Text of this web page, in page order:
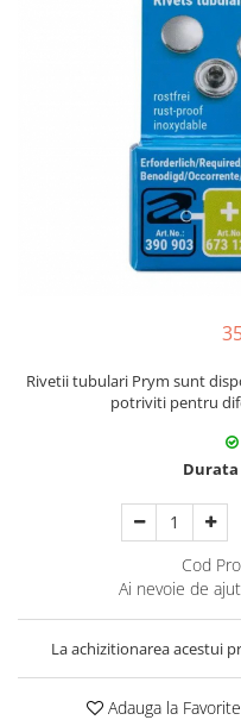
Rivetii tubulari Prym sunt
potriviti pentru
Cod
Ai nevoie de
La achizitionarea acestui
Adauga la Favorite